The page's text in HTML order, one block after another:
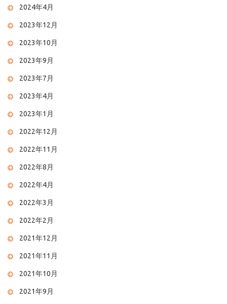
2024年4月
2023年12月
2023年10月
2023年9月
2023年7月
2023年4月
2023年1月
2022年12月
2022年11月
2022年8月
2022年4月
2022年3月
2022年2月
2021年12月
2021年11月
2021年10月
2021年9月